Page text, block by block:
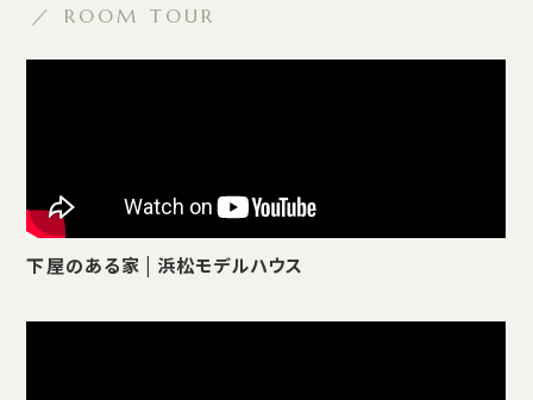
／ ROOM TOUR
下屋のある家 | 浜松モデルハウス